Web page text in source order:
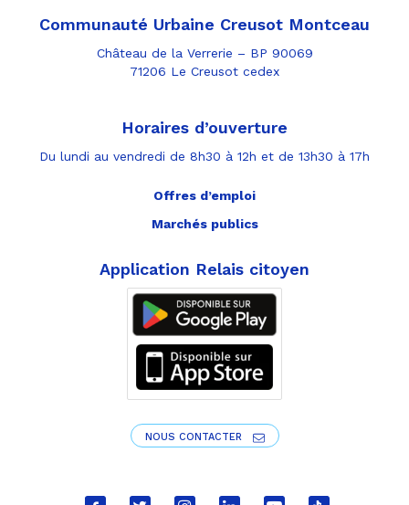
Communauté Urbaine Creusot Montceau
Château de la Verrerie – BP 90069
71206 Le Creusot cedex
Horaires d’ouverture
Du lundi au vendredi de 8h30 à 12h et de 13h30 à 17h
Offres d’emploi
Marchés publics
Application Relais citoyen
NOUS CONTACTER